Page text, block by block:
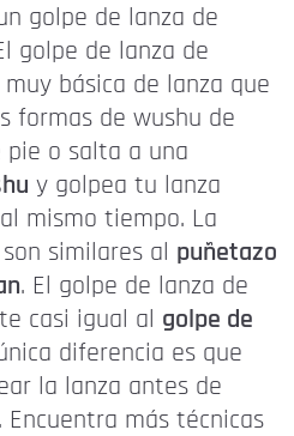
golpe de lanza de
golpe de lanza de
básica de lanza que
formas de wushu de
pie o salta a una
y golpea tu lanza
mismo tiempo. La
similares al puñetazo
. El golpe de lanza de
casi igual al golpe de
diferencia es que
la lanza antes de
más técnicas